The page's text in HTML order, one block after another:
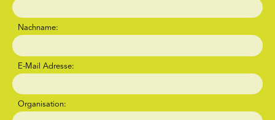
Nachname:
E-Mail Adresse:
Organisation: